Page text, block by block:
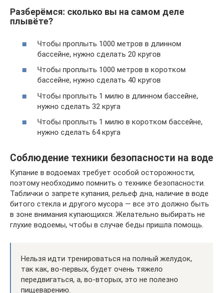
Разберёмся: сколько вы на самом деле
плывёте?
Чтобы проплыть 1000 метров в длинном
бассейне, нужно сделать 20 кругов
Чтобы проплыть 1000 метров в коротком
бассейне, нужно сделать 40 кругов
Чтобы проплыть 1 милю в длинном бассейне,
нужно сделать 32 круга
Чтобы проплыть 1 милю в коротком бассейне,
нужно сделать 64 круга
Соблюдение техники безопасности на воде
Купание в водоемах требует особой осторожности,
поэтому необходимо помнить о технике безопасности.
Таблички о запрете купания, рельеф дна, наличие в воде
битого стекла и другого мусора — все это должно быть
в зоне внимания купающихся. Желательно выбирать не
глухие водоемы, чтобы в случае беды пришла помощь.
Нельзя идти тренироваться на полный желудок,
так как, во-первых, будет очень тяжело
передвигаться, а, во-вторых, это не полезно
пищеварению.